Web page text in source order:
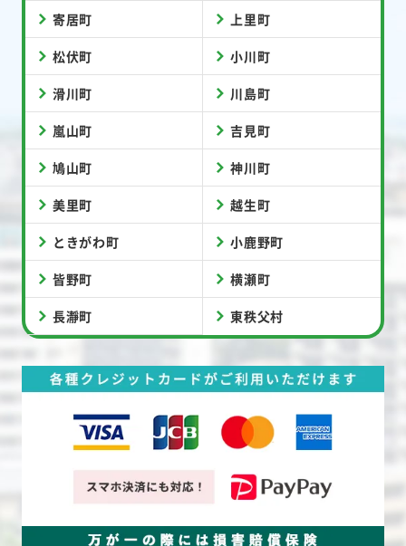
寄居町 上里町
松伏町 小川町
滑川町 川島町
嵐山町 吉見町
鳩山町 神川町
美里町 越生町
ときがわ町 小鹿野町
皆野町 横瀬町
長瀞町 東秩父村